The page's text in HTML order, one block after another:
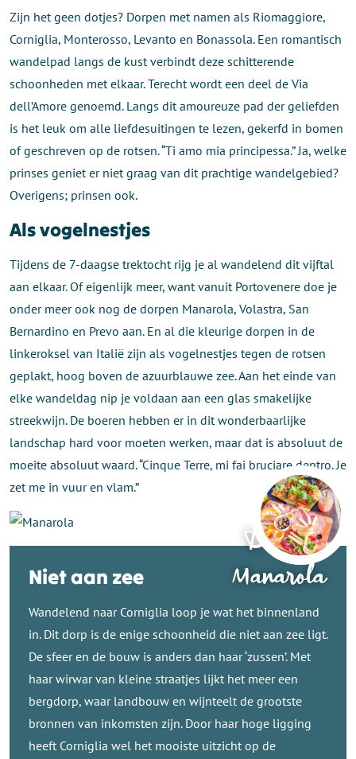
Zijn het geen dotjes? Dorpen met namen als Riomaggiore,
Corniglia, Monterosso, Levanto en Bonassola. Een romantisch
wandelpad langs de kust verbindt deze schitterende
schoonheden met elkaar. Terecht wordt een deel de Via
dell’Amore genoemd. Langs dit amoureuze pad der geliefden
is het leuk om alle liefdesuitingen te lezen, gekerfd in bomen
of geschreven op de rotsen. “Ti amo mia principessa.” Ja, welke
prinses geniet er niet graag van dit prachtige wandelgebied?
Overigens; prinsen ook.
Als vogelnestjes
Tijdens de 7-daagse trektocht rijg je al wandelend dit vijftal
aan elkaar. Of eigenlijk meer, want vanuit Portovenere doe je
onder meer ook nog de dorpen Manarola, Volastra, San
Bernardino en Prevo aan. En al die kleurige dorpen in de
linkeroksel van Italië zijn als vogelnestjes tegen de rotsen
geplakt, hoog boven de azuurblauwe zee. Aan het einde van
elke wandeldag nip je voldaan aan een glas smakelijke
streekwijn. De boeren hebben er in dit wonderbaarlijke
landschap hard voor moeten werken, maar dat is absoluut de
moeite absoluut waard. “Cinque Terre, mi fai bruciare dentro. Je
zet me in vuur en vlam.”
Dag 2 -
Manarola
Niet aan zee
Wandelend naar Corniglia loop je wat het binnenland
in. Dit dorp is de enige schoonheid die niet aan zee ligt.
De sfeer en de bouw is anders dan haar ‘zussen’. Met
haar wirwar van kleine straatjes lijkt het meer een
bergdorp, waar landbouw en wijnteelt de grootste
bronnen van inkomsten zijn. Door haar hoge ligging
heeft Corniglia wel het mooiste uitzicht op de